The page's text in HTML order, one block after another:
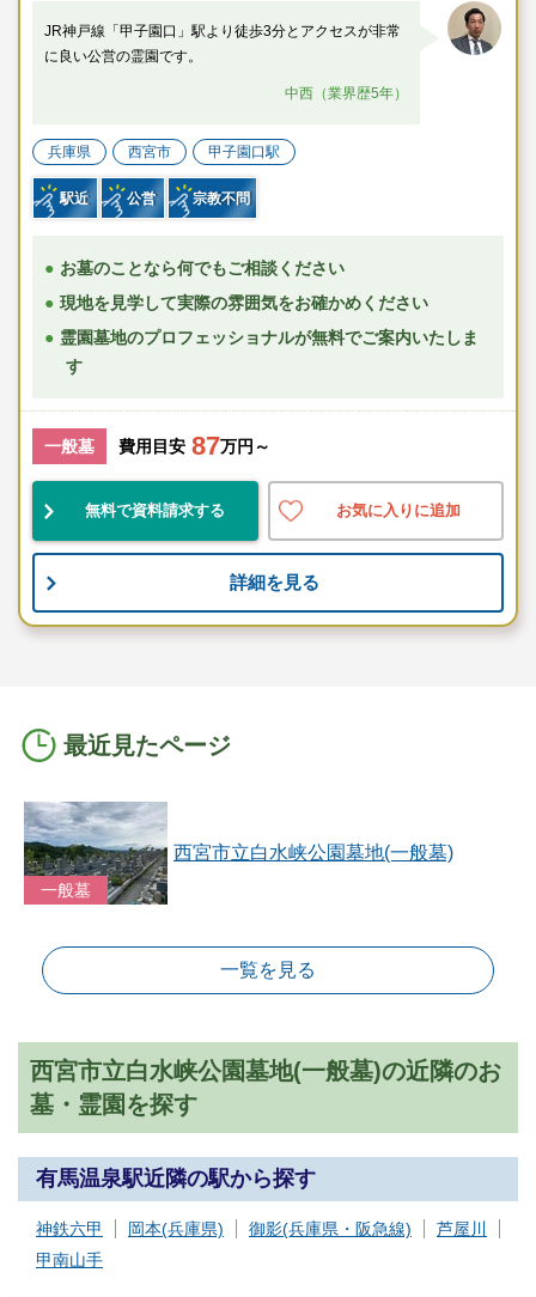
JR神戸線「甲子園口」駅より徒歩3分とアクセスが非常
に良い公営の霊園です。
中西（業界歴5年）
兵庫県 西宮市 甲子園口駅
駅近 公営 宗教不問
お墓のことなら何でもご相談ください
現地を見学して実際の雰囲気をお確かめください
霊園墓地のプロフェッショナルが無料でご案内いたしま
す
一般墓 費用目安 87万円～
無料で資料請求する お気に入りに追加
詳細を見る
最近見たページ
一般墓
西宮市立白水峡公園墓地(一般墓)
一覧を見る
西宮市立白水峡公園墓地(一般墓)の近隣のお
墓・霊園を探す
有馬温泉駅近隣の駅から探す
神鉄六甲 岡本(兵庫県) 御影(兵庫県・阪急線)
芦屋川
甲南山手